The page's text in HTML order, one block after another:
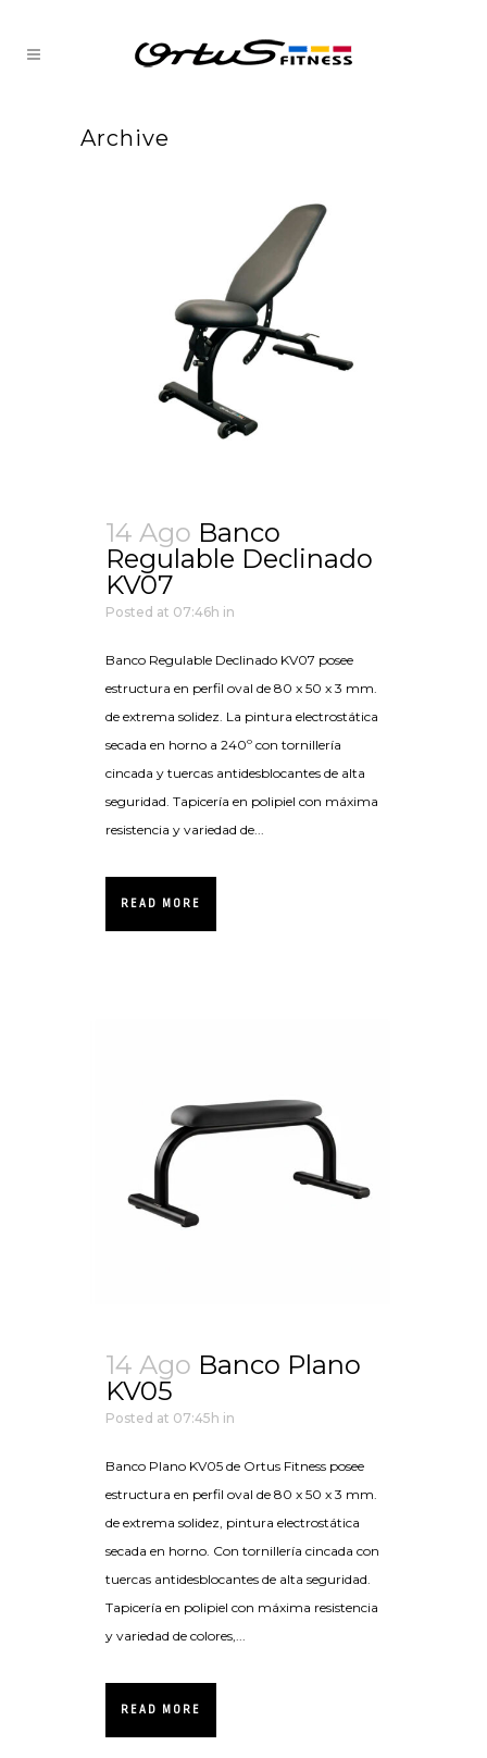
Archive
14 Ago Banco
Regulable Declinado
KV07
Posted at 07:46h in
Banco Regulable Declinado KV07 posee
estructura en perfil oval de 80 x 50 x 3 mm.
de extrema solidez. La pintura electrostática
secada en horno a 240º con tornillería
cincada y tuercas antidesblocantes de alta
seguridad. Tapicería en polipiel con máxima
resistencia y variedad de...
READ MORE
14 Ago Banco Plano
KV05
Posted at 07:45h in
Banco Plano KV05 de Ortus Fitness posee
estructura en perfil oval de 80 x 50 x 3 mm.
de extrema solidez, pintura electrostática
secada en horno. Con tornillería cincada con
tuercas antidesblocantes de alta seguridad.
Tapicería en polipiel con máxima resistencia
y variedad de colores,...
READ MORE